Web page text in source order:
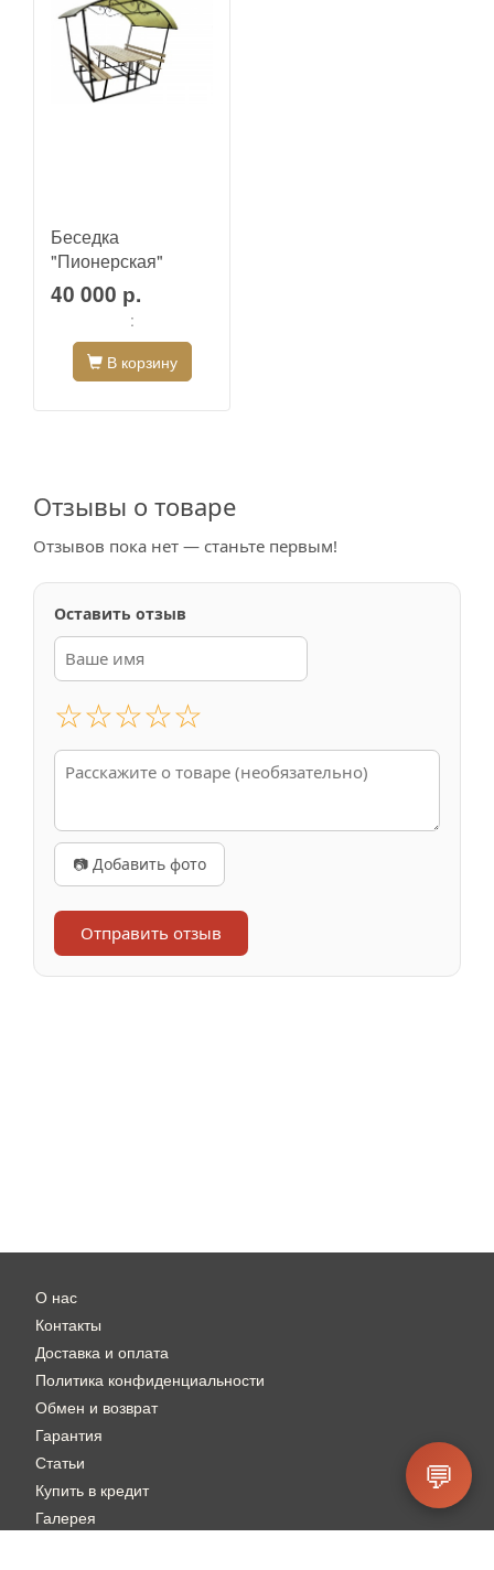
Беседка
"Пионерская"
40 000 р.
:
В корзину
Отзывы о товаре
Отзывов пока нет — станьте первым!
Оставить отзыв
☆☆☆☆☆
📷 Добавить фото
Отправить отзыв
О нас
Контакты
Доставка и оплата
Политика конфиденциальности
Обмен и возврат
Гарантия
Статьи
Купить в кредит
Галерея
💬